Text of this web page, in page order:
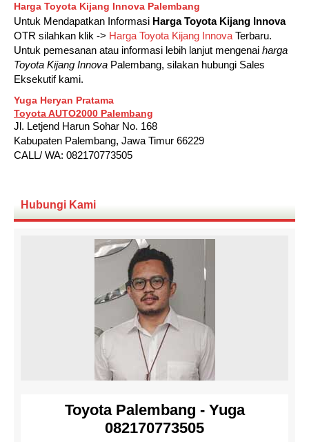
Harga Toyota Kijang Innova Palembang
Untuk Mendapatkan Informasi Harga Toyota Kijang Innova
OTR silahkan klik -> Harga Toyota Kijang Innova Terbaru.
Untuk pemesanan atau informasi lebih lanjut mengenai harga
Toyota Kijang Innova Palembang, silakan hubungi Sales
Eksekutif kami.
Yuga Heryan Pratama
Toyota AUTO2000 Palembang
Jl. Letjend Harun Sohar No. 168
Kabupaten Palembang, Jawa Timur 66229
CALL/ WA: 082170773505
Hubungi Kami
Toyota Palembang - Yuga
082170773505